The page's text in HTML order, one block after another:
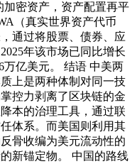
加密资产，资产配置再平
（真实世界资产代币
通过将股票、债券、应
年该市场已同比增长
万亿美元。 结语 中美两
上是两种体制对同一技
控力剥离了区块链的金
本的治理工具，通过联
体系。而美国则利用其
骨收编为美元流动性的
新锚定物。 中国的路线